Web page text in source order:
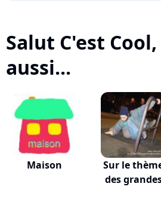
Salut C'est
aussi...
Maison
Sur le
des